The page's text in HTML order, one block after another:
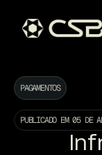
PAGAMENTOS
PUBLICADO EM 05 DE